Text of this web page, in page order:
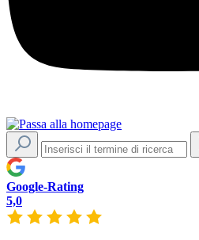
Google-Rating
5,0